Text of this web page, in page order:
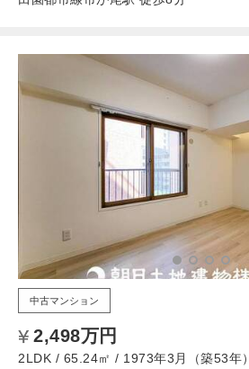
中古マンション
2,498万円
2LDK / 65.24㎡ / 1973年3月（築53年）